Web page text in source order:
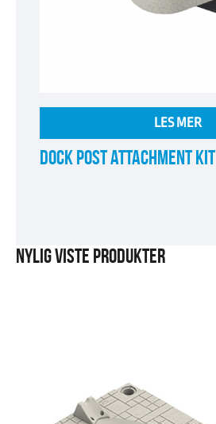
LES MER
DOCK POST ATTACHMENT KIT
NYLIG VISTE PRODUKTER